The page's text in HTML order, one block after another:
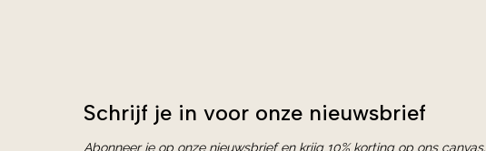
Schrijf je in voor onze nieuwsbrief
Abonneer je op onze nieuwsbrief en krijg 10% korting op ons canvas.